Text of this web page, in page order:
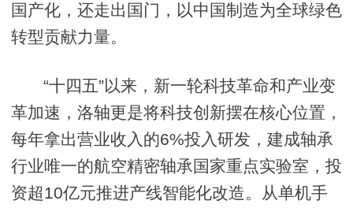
国产化，还走出国门，以中国制造为全球绿色
转型贡献力量。
“十四五”以来，新一轮科技革命和产业变
革加速，洛轴更是将科技创新摆在核心位置，
每年拿出营业收入的6%投入研发，建成轴承
行业唯一的航空精密轴承国家重点实验室，投
资超10亿元推进产线智能化改造。从单机手